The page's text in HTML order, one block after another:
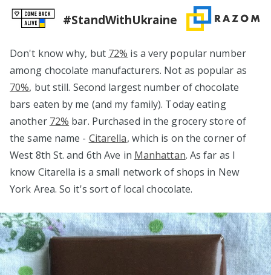
#StandWithUkraine
Don't know why, but 72% is a very popular number
among chocolate manufacturers. Not as popular as
70%, but still. Second largest number of chocolate
bars eaten by me (and my family). Today eating
another 72% bar. Purchased in the grocery store of
the same name - Citarella, which is on the corner of
West 8th St. and 6th Ave in Manhattan. As far as I
know Citarella is a small network of shops in New
York Area. So it's sort of local chocolate.